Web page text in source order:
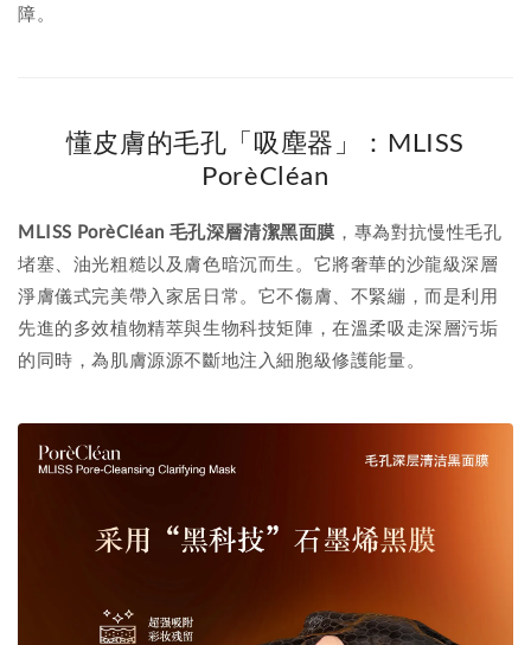
障。
懂皮膚的毛孔「吸塵器」：MLISS
PorèCléan
MLISS PorèCléan 毛孔深層清潔黑面膜 ，專為對抗慢性毛孔
堵塞、油光粗糙以及膚色暗沉而生。它將奢華的沙龍級深層
淨膚儀式完美帶入家居日常。它不傷膚、不緊繃，而是利用
先進的多效植物精萃與生物科技矩陣，在溫柔吸走深層污垢
的同時，為肌膚源源不斷地注入細胞級修護能量。